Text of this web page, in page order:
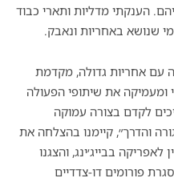
הענקתי מדליות ותארי כבוד
שנושא באחריות ונאבק.
עם אחריות גדולה, מקדמת
ומעמיקה את שיתופי הפעולה
לקדם בצורה עמוקה
והדרך״, קיימנו בהצלחה את
בבייג׳ינג, והצגנו
פורומים דו-צדדיים